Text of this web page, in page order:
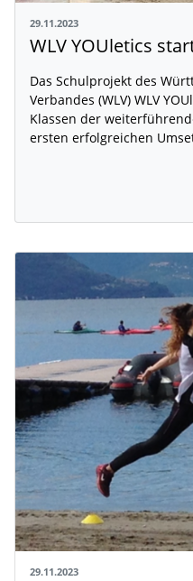
29.11.2023
Das Schulprojekt des
Verbandes (WLV) WLV
Klassen der
ersten erfolgreichen
29.11.2023